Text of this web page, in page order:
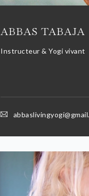
ABBAS TABAJA
Instructeur & Yogi vivant